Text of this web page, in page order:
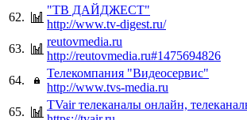
62.
"ТВ ДАЙДЖЕСТ"
http://www.tv-digest.ru/
63.
reutovmedia.ru
http://reutovmedia.ru#1475694826
64.
Телекомпания "Видеосервис"
http://www.tvs-media.ru
65.
TVair телеканалы онлайн,